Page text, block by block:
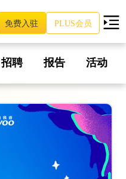
免费入驻 PLUS会员
招聘 报告 活动